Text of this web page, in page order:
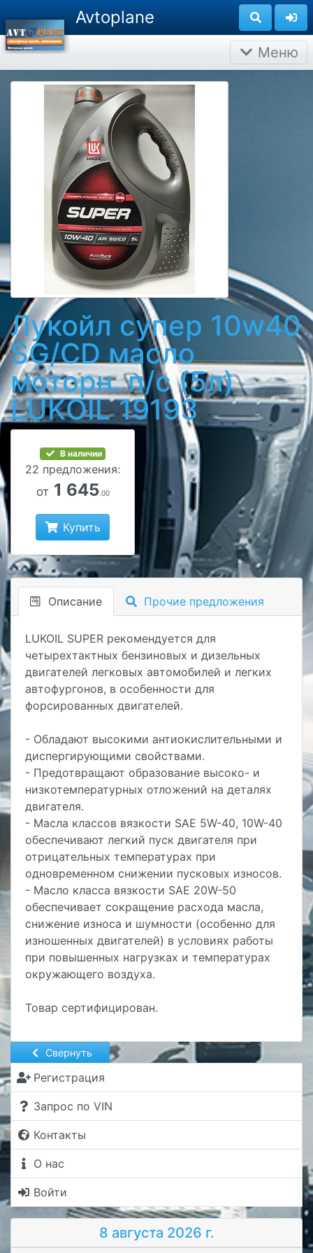
Avtoplane
Меню
Свернуть
Регистрация
Запрос по VIN
Контакты
О нас
Войти
8 августа 2026 г.
Лукойл супер 10w40
SG/CD масло
моторн. п/с (5л)
LUKOIL 19193
В наличии
22 предложения:
от 1 645.00
Купить
Описание Прочие предложения
LUKOIL SUPER рекомендуется для
четырехтактных бензиновых и дизельных
двигателей легковых автомобилей и легких
автофургонов, в особенности для
форсированных двигателей.
- Обладают высокими антиокислительными и
диспергирующими свойствами.
- Предотвращают образование высоко- и
низкотемпературных отложений на деталях
двигателя.
- Масла классов вязкости SAE 5W-40, 10W-40
обеспечивают легкий пуск двигателя при
отрицательных температурах при
одновременном снижении пусковых износов.
- Масло класса вязкости SAE 20W-50
обеспечивает сокращение расхода масла,
снижение износа и шумности (особенно для
изношенных двигателей) в условиях работы
при повышенных нагрузках и температурах
окружающего воздуха.
Товар сертифицирован.